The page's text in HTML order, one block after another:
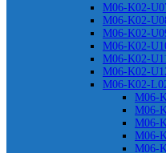
M06-K02-
M06-K02-
M06-K02-
M06-K02-
M06-K02-
M06-K02-
M06-K02-
M06-
M06-
M06-
M06-
M06-